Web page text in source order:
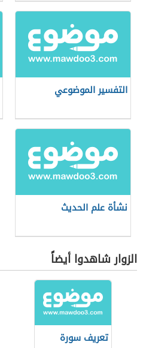
التفسير الموضوعي
نشأة علم الحديث
الزوار شاهدوا أيضاً
تعريف سورة